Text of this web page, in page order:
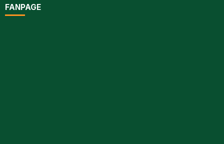
FANPAGE